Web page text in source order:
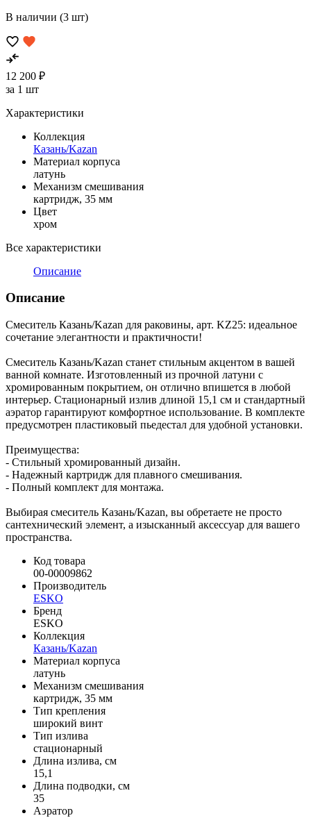
В наличии (3 шт)
12 200 ₽
за 1 шт
Характеристики
Коллекция
Казань/Kazan
Материал корпуса
латунь
Механизм смешивания
картридж, 35 мм
Цвет
хром
Все характеристики
Описание
Описание
Смеситель Казань/Kazan для раковины, арт. KZ25: идеальное
сочетание элегантности и практичности!
Смеситель Казань/Kazan станет стильным акцентом в вашей
ванной комнате. Изготовленный из прочной латуни с
хромированным покрытием, он отлично впишется в любой
интерьер. Стационарный излив длиной 15,1 см и стандартный
аэратор гарантируют комфортное использование. В комплекте
предусмотрен пластиковый пьедестал для удобной установки.
Преимущества:
- Стильный хромированный дизайн.
- Надежный картридж для плавного смешивания.
- Полный комплект для монтажа.
Выбирая смеситель Казань/Kazan, вы обретаете не просто
сантехнический элемент, а изысканный аксессуар для вашего
пространства.
Код товара
00-00009862
Производитель
ESKO
Бренд
ESKO
Коллекция
Казань/Kazan
Материал корпуса
латунь
Механизм смешивания
картридж, 35 мм
Тип крепления
широкий винт
Тип излива
стационарный
Длина излива, см
15,1
Длина подводки, см
35
Аэратор